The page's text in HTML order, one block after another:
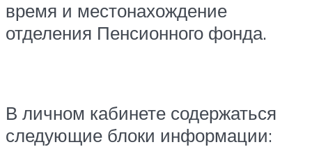
время и местонахождение
отделения Пенсионного фонда.
В личном кабинете содержаться
следующие блоки информации: